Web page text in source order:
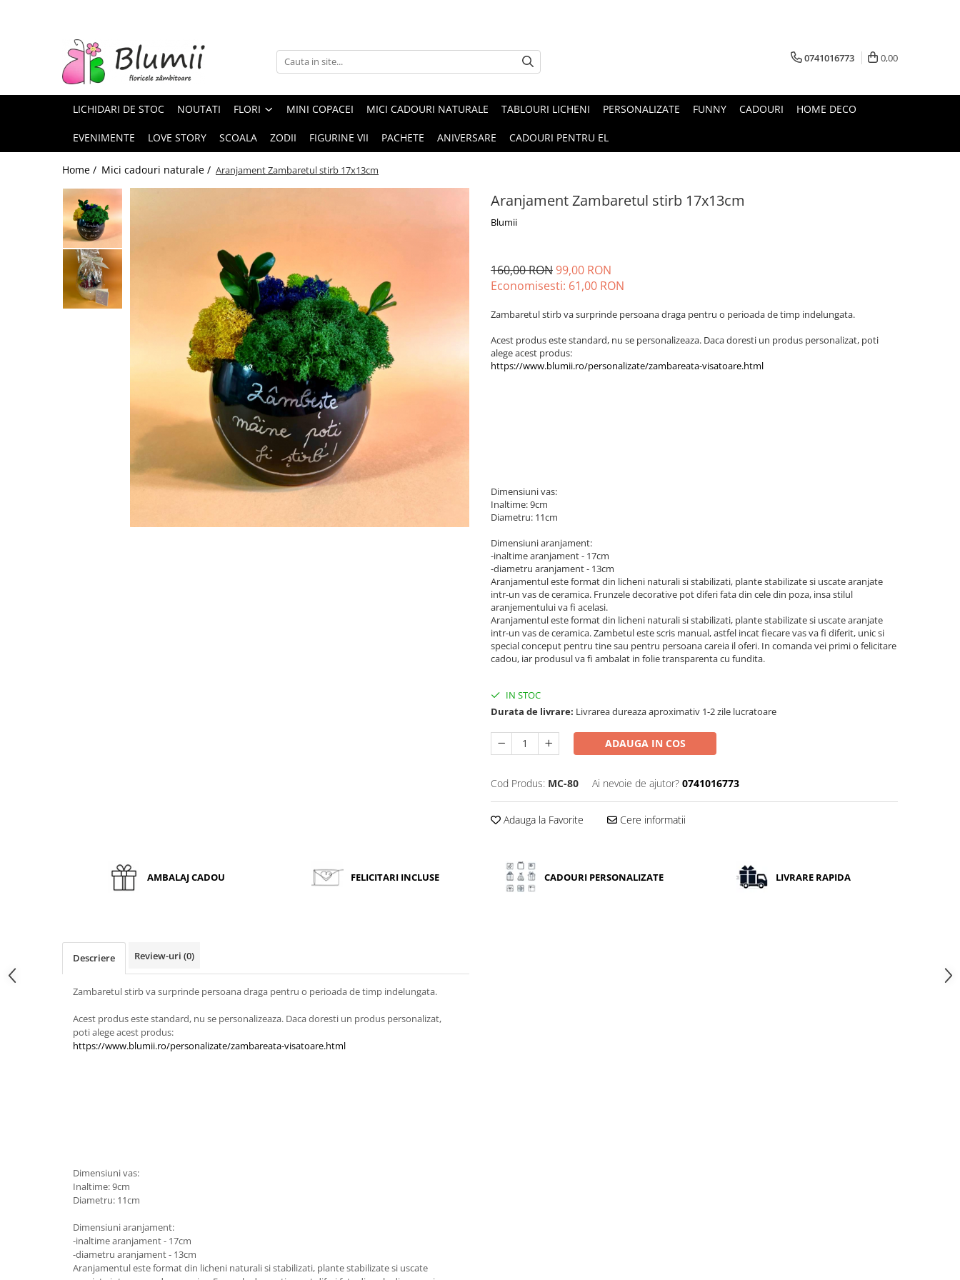
FLORI NATURALE
BUCHETE
ARANJAMENTE
INAPOI LA SCOALA
FLORI CRIOGENATE
0741016773 0,00
LICHIDARI DE STOC NOUTATI FLORI MINI COPACEI MICI CADOURI NATURALE TABLOURI LICHENI PERSONALIZATE FUNNY CADOURI HOME DECO
EVENIMENTE LOVE STORY SCOALA ZODII FIGURINE VII PACHETE ANIVERSARE CADOURI PENTRU EL
Home / Mici cadouri naturale / Aranjament Zambaretul stirb 17x13cm
Aranjament Zambaretul stirb 17x13cm
Blumii
160,00 RON99,00 RON
Economisesti: 61,00 RON
Zambaretul stirb va surprinde persoana draga pentru o perioada de timp indelungata.
Acest produs este standard, nu se personalizeaza. Daca doresti un produs personalizat, poti
alege acest produs:
https://www.blumii.ro/personalizate/zambareata-visatoare.html
Dimensiuni vas:
Inaltime: 9cm
Diametru: 11cm
Dimensiuni aranjament:
-inaltime aranjament - 17cm
-diametru aranjament - 13cm
Aranjamentul este format din licheni naturali si stabilizati, plante stabilizate si uscate aranjate
intr-un vas de ceramica. Frunzele decorative pot diferi fata din cele din poza, insa stilul
aranjementului va fi acelasi.
Aranjamentul este format din licheni naturali si stabilizati, plante stabilizate si uscate aranjate
intr-un vas de ceramica. Zambetul este scris manual, astfel incat fiecare vas va fi diferit, unic si
special conceput pentru tine sau pentru persoana careia il oferi. In comanda vei primi o felicitare
cadou, iar produsul va fi ambalat in folie transparenta cu fundita.
IN STOC
Durata de livrare: Livrarea dureaza aproximativ 1-2 zile lucratoare
ADAUGA IN COS
Cod Produs: MC-80 Ai nevoie de ajutor? 0741016773
Adauga la Favorite Cere informatii
AMBALAJ CADOU FELICITARI INCLUSE CADOURI PERSONALIZATE LIVRARE RAPIDA
Descriere Review-uri (0)
Zambaretul stirb va surprinde persoana draga pentru o perioada de timp indelungata.
Acest produs este standard, nu se personalizeaza. Daca doresti un produs personalizat,
poti alege acest produs:
https://www.blumii.ro/personalizate/zambareata-visatoare.html
Dimensiuni vas:
Inaltime: 9cm
Diametru: 11cm
Dimensiuni aranjament:
-inaltime aranjament - 17cm
-diametru aranjament - 13cm
Aranjamentul este format din licheni naturali si stabilizati, plante stabilizate si uscate